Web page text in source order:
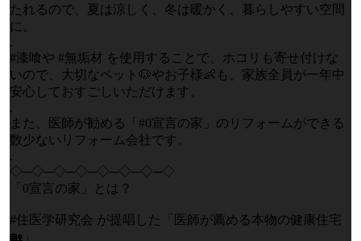
たれるので、夏は涼しく、冬は暖かく、暮らしやすい空間
に。
.
#漆喰や #無垢材 を使用することで、ホコリも寄せ付けな
いので、大切なペット🐶やお子様👶も、家族全員が一年中
安心しておすごしいただけます。
.
また、医師が勧める「#0宣言の家」のリフォームができる
数少ないリフォーム会社です。
.
◇─◇─◇─◇─◇─◇─◇─◇
「0宣言の家」とは？
#住医学研究会 が提唱した「医師が薦める本物の健康住宅
🏡」